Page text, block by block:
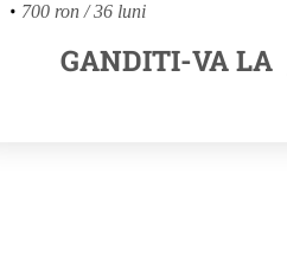
700 ron / 36 luni
GANDITI-VA LA